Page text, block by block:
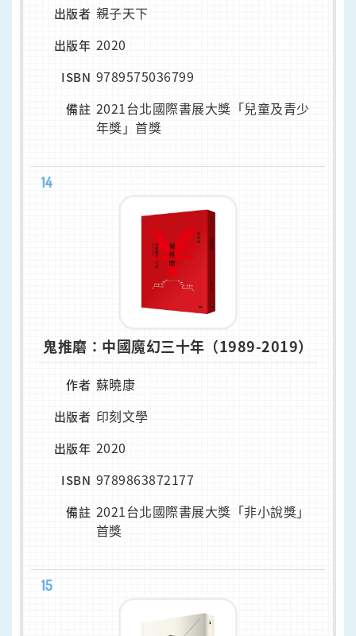
出版者 親子天下
出版年 2020
ISBN 9789575036799
備註 2021台北國際書展大獎「兒童及青少
年獎」首獎
14
鬼推磨：中國魔幻三十年（1989-2019）
作者 蘇曉康
出版者 印刻文學
出版年 2020
ISBN 9789863872177
備註 2021台北國際書展大獎「非小說獎」
首獎
15